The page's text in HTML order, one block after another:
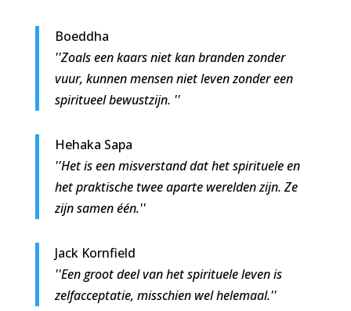
Boeddha
''Zoals een kaars niet kan branden zonder
vuur, kunnen mensen niet leven zonder een
spiritueel bewustzijn. ''
Hehaka Sapa
''Het is een misverstand dat het spirituele en
het praktische twee aparte werelden zijn. Ze
zijn samen één.''
Jack Kornfield
''Een groot deel van het spirituele leven is
zelfacceptatie, misschien wel helemaal.''